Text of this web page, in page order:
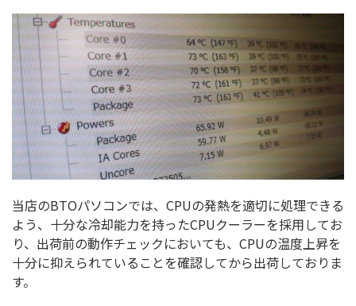
当店のBTOパソコンでは、CPUの発熱を適切に処理できる
よう、十分な冷却能力を持ったCPUクーラーを採用してお
り、出荷前の動作チェックにおいても、CPUの温度上昇を
十分に抑えられていることを確認してから出荷しておりま
す。